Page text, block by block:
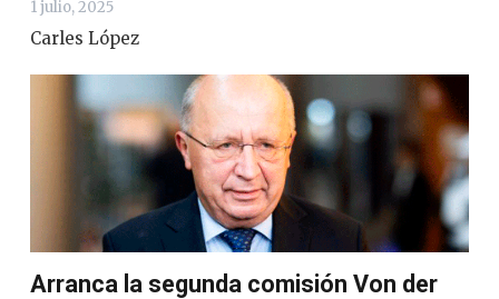
1 julio, 2025
Carles López
Arranca la segunda comisión Von der